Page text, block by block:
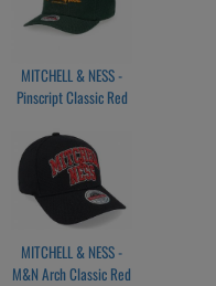
MITCHELL & NESS -
Pinscript Classic Red
Green/Orange
MITCHELL & NESS -
M&N Arch Classic Red